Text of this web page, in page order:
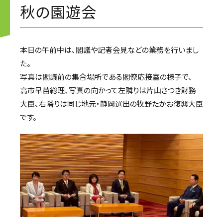
秋の園遊会
本日の午前中は、閣議や記者会見などの業務を行いまし
た。
写真は閣議前の集合場所である閣僚応接室の様子で、
高市早苗総理、写真の向かって左隣りは片山さつき財務
大臣、右隣りは同じ地元・静岡選出の牧野たかお復興大臣
です。